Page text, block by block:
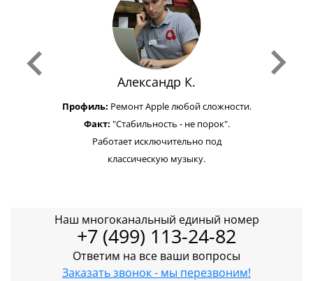
Александр К.
Профиль: Ремонт Apple любой сложности.
Факт: "Стабильность - не порок".
Работает исключительно под
классическую музыку.
Наш многоканальный единый номер
+7 (499) 113-24-82
Ответим на все ваши вопросы
Заказать звонок - мы перезвоним!